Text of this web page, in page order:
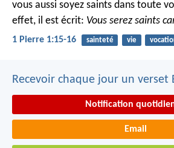
vous aussi soyez saints dans toute
effet, il est écrit: Vous serez saints
1 Pierre 1:15-16 sainteté vie
Recevoir chaque jour un verset
Notification
Email